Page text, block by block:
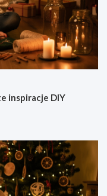
inspiracje DIY